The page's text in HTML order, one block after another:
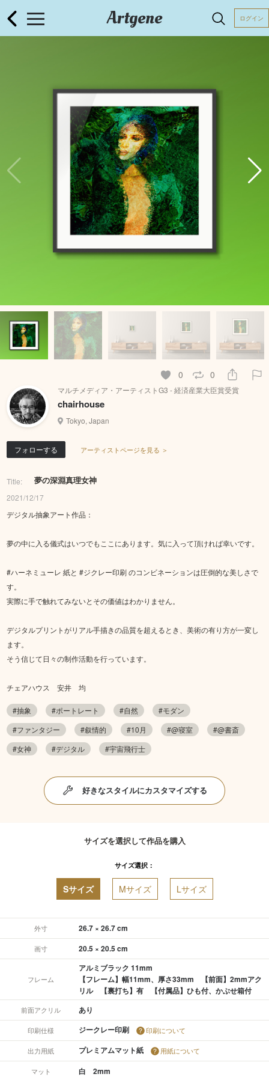
Artgene ログイン
0 0
マルチメディア・アーティストG3 - 経済産業大臣賞受賞
chairhouse
Tokyo, Japan
フォローする アーティストページを見る ＞
Title: 夢の深淵真理女神
2021/12/17
デジタル抽象アート作品：
夢の中に入る儀式はいつでもここにあります。気に入って頂ければ幸いです。
#ハーネミューレ 紙と #ジクレー印刷 のコンビネーションは圧倒的な美しさで
す。
実際に手で触れてみないとその価値はわかりません。
デジタルプリントがリアル手描きの品質を超えるとき、美術の有り方が一変し
ます。
そう信じて日々の制作活動を行っています。
チェアハウス 安井 均
#抽象 #ポートレート #自然
#モダン
#ファンタジー
#叙情的 #10月 #@寝室
#@書斎
#女神
#デジタル #宇宙飛行士
好きなスタイルにカスタマイズする
サイズを選択して作品を購入
サイズ選択：
Sサイズ Mサイズ Lサイズ
外寸 26.7 × 26.7 cm
画寸 20.5 × 20.5 cm
フレーム
アルミブラック 11mm
【フレーム】幅11mm、厚さ33mm 【前面】2mmアク
リル 【裏打ち】有 【付属品】ひも付、かぶせ箱付
前面アクリル あり
印刷仕様 ジークレー印刷 印刷について
出力用紙 プレミアムマット紙 用紙について
マット 白 2mm